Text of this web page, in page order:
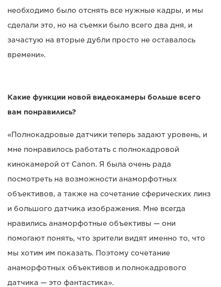
необходимо было отснять все нужные кадры, и мы
сделали это, но на съемки было всего два дня, и
зачастую на вторые дубли просто не оставалось
времени».
Какие функции новой видеокамеры больше всего
вам понравились?
«Полнокадровые датчики теперь задают уровень, и
мне понравилось работать с полнокадровой
кинокамерой от Canon. Я была очень рада
посмотреть на возможности анаморфотных
объективов, а также на сочетание сферических линз
и большого датчика изображения. Мне всегда
нравились анаморфотные объективы — они
помогают понять, что зрители видят именно то, что
мы хотим им показать. Поэтому сочетание
анаморфотных объективов и полнокадрового
датчика — это фантастика».